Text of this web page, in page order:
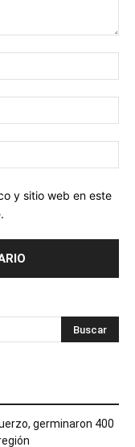
y sitio web en este
germinaron 400